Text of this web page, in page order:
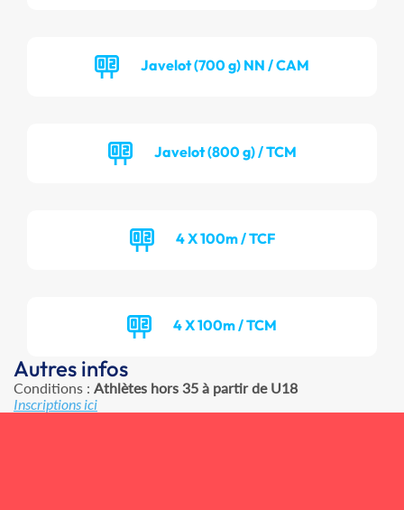
Javelot (700 g) NN / CAM
Javelot (800 g) / TCM
4 X 100m / TCF
4 X 100m / TCM
Autres infos
Conditions : Athlètes hors 35 à partir de U18
Inscriptions ici